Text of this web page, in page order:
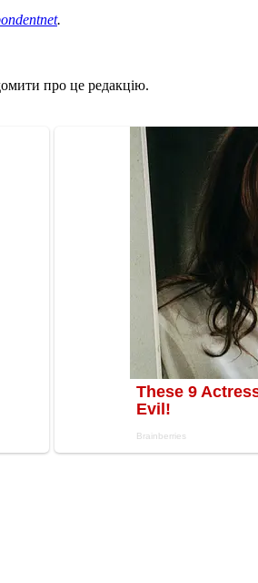
.
про це редакцію.